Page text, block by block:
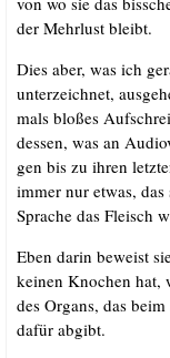
der Mehr­lust bleibt.
Dies aber, was ich
unter­zeich­net,
mals blo­ßes
des­sen, was an
gen bis zu ihren
immer nur etwas,
Spra­che das Fleisch
Eben dar­in beweist
kei­nen Kno­chen hat,
des Organs, das
dafür abgibt.